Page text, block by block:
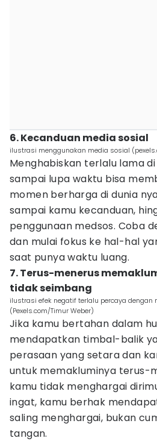
6. Kecanduan media sosial
ilustrasi menggunakan media sosial
Menghabiskan terlalu lama
sampai lupa waktu bisa
momen berharga di dunia
sampai kamu kecanduan,
penggunaan medsos. Coba
dan mulai fokus ke hal-hal
saat punya waktu luang.
7. Terus-menerus
tidak seimbang
ilustrasi efek negatif terlalu percaya dengan
(Pexels.com/Timur Weber)
Jika kamu bertahan dalam
mendapatkan timbal-balik
perasaan yang setara dan
untuk memakluminya terus-
kamu tidak menghargai
ingat, kamu berhak
saling menghargai, bukan
tangan.